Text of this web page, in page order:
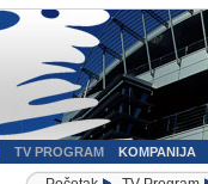
TV PROGRAM KOMPANIJA